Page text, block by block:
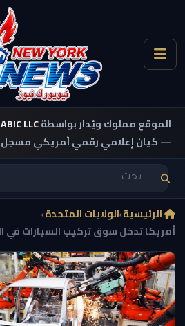
الموقع مملوك ويُدار بواسطةLLC
— كيان إعلامي رقمي أمريكي مسجل
الرئيسية›الولايات المتحدة›
أمريكا تدخل سوق تركيب السيارات في